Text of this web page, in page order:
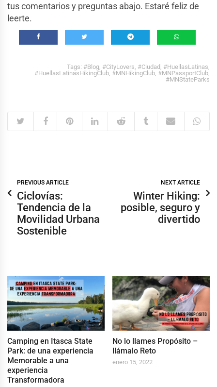
tus comentarios y preguntas abajo. Estaré feliz de
leerte.
Tags: #Blog, #CityLovers, #Ciudad , #HuellasLatinas,
#HuellasLatinasHikingClub, #MNHikingClub, #MNPassportClub,
#MNStateParks
PREVIOUS ARTICLE
Ciclovías:
Tendencia de la
Movilidad Urbana
Sostenible
NEXT ARTICLE
Winter Hiking:
posible, seguro y
divertido
Camping en Itasca State
Park: de una experiencia
Memorable a una
experiencia
Transformadora
No lo llames Propósito –
llámalo Reto
enero 15, 2022